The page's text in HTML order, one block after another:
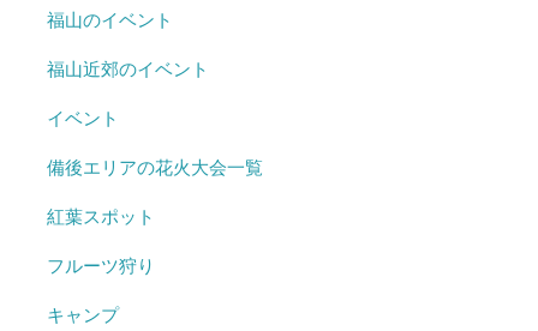
福山のイベント
福山近郊のイベント
イベント
備後エリアの花火大会一覧
紅葉スポット
フルーツ狩り
キャンプ